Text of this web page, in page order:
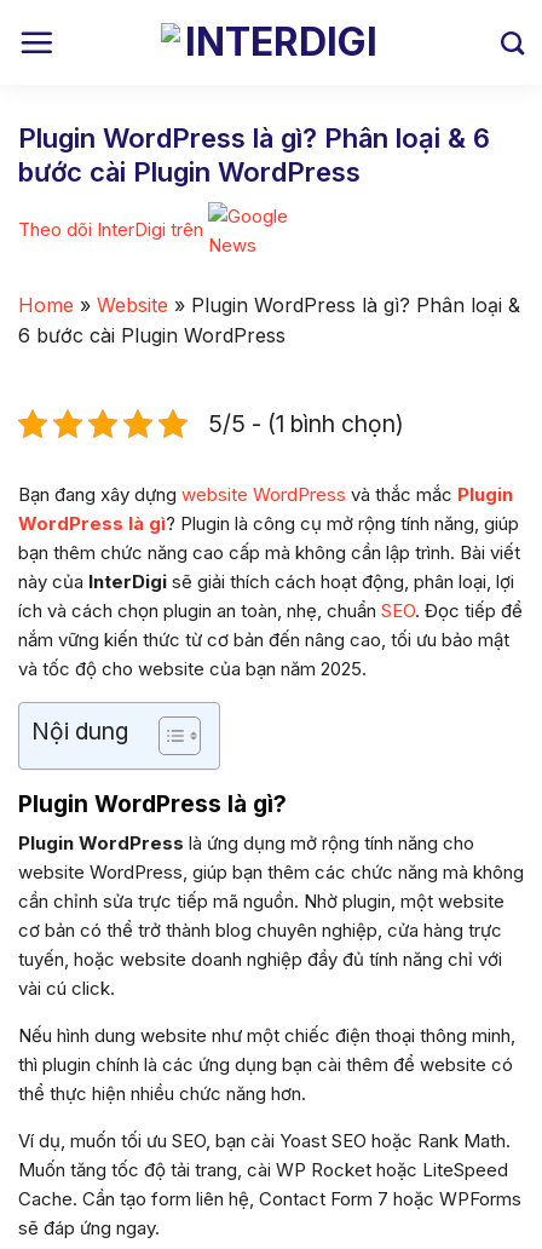
Plugin WordPress là gì? Phân loại & 6
bước cài Plugin WordPress
Theo dõi InterDigi trên
Home » Website » Plugin WordPress là gì? Phân loại &
6 bước cài Plugin WordPress
5/5 - (1 bình chọn)
Bạn đang xây dựng website WordPress và thắc mắc Plugin
WordPress là gì? Plugin là công cụ mở rộng tính năng, giúp
bạn thêm chức năng cao cấp mà không cần lập trình. Bài viết
này của InterDigi sẽ giải thích cách hoạt động, phân loại, lợi
ích và cách chọn plugin an toàn, nhẹ, chuẩn SEO. Đọc tiếp để
nắm vững kiến thức từ cơ bản đến nâng cao, tối ưu bảo mật
và tốc độ cho website của bạn năm 2025.
Nội dung
Plugin WordPress là gì?
Plugin WordPress là ứng dụng mở rộng tính năng cho
website WordPress, giúp bạn thêm các chức năng mà không
cần chỉnh sửa trực tiếp mã nguồn. Nhờ plugin, một website
cơ bản có thể trở thành blog chuyên nghiệp, cửa hàng trực
tuyến, hoặc website doanh nghiệp đầy đủ tính năng chỉ với
vài cú click.
Nếu hình dung website như một chiếc điện thoại thông minh,
thì plugin chính là các ứng dụng bạn cài thêm để website có
thể thực hiện nhiều chức năng hơn.
Ví dụ, muốn tối ưu SEO, bạn cài Yoast SEO hoặc Rank Math.
Muốn tăng tốc độ tải trang, cài WP Rocket hoặc LiteSpeed
Cache. Cần tạo form liên hệ, Contact Form 7 hoặc WPForms
sẽ đáp ứng ngay.